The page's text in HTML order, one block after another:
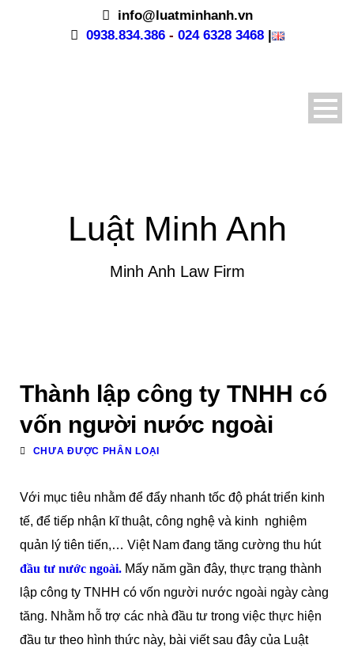
info@luatminhanh.vn
0938.834.386- 024 6328 3468|
Luật Minh Anh
Minh Anh Law Firm
Thành lập công ty TNHH có
vốn người nước ngoài
CHƯA ĐƯỢC PHÂN LOẠI
Với mục tiêu nhằm để đẩy nhanh tốc độ phát triển kinh
tế, để tiếp nhận kĩ thuật, công nghệ và kinh nghiệm
quản lý tiên tiến,… Việt Nam đang tăng cường thu hút
đầu tư nước ngoài. Mấy năm gần đây, thực trạng thành
lập công ty TNHH có vốn người nước ngoài ngày càng
tăng. Nhằm hỗ trợ các nhà đầu tư trong việc thực hiện
đầu tư theo hình thức này, bài viết sau đây của Luật